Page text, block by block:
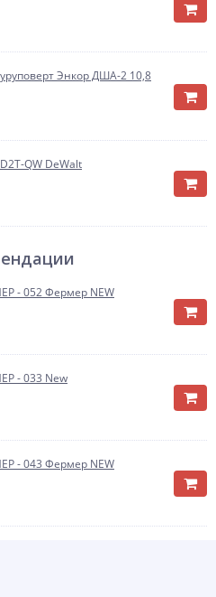
Энкор ДША-2 10,8
QW DeWalt
- 052 Фермер NEW
- 033 New
- 043 Фермер NEW